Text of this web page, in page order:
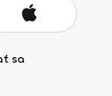
sa